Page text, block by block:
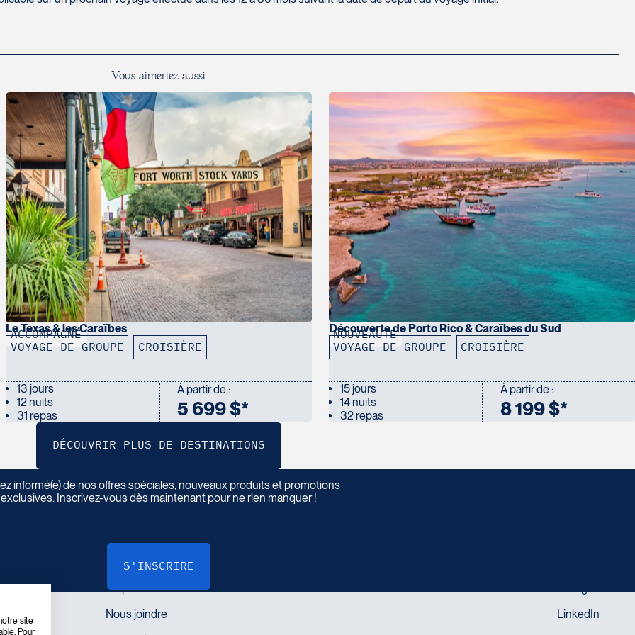
la durée du voyage
applicables), d’hôtels et de repas: 995 $
dû en grande partie au dévouement et aux attentions dont ces personnes vous font bénéficier.
Vous aimeriez aussi
ACCOMPAGNÉ
Le Texas & les Caraïbes
VOYAGE DE GROUPE CROISIÈRE
13 jours
12 nuits
31 repas
À partir de :
5 699 $*
NOUVEAUTÉ
Découverte de Porto Rico & Caraïbes du Sud
VOYAGE DE GROUPE CROISIÈRE
15 jours
14 nuits
32 repas
À partir de :
8 199 $*
Inscrivez-vous à not re infolettre
informé(e) de nos offres spéciales, nouveaux produits et promotions
exclusives. Inscrivez-vous dès maintenant pour ne rien manquer !
site
Pour